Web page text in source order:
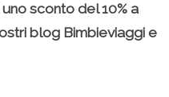
sconto del 10% a
blog Bimbieviaggi e